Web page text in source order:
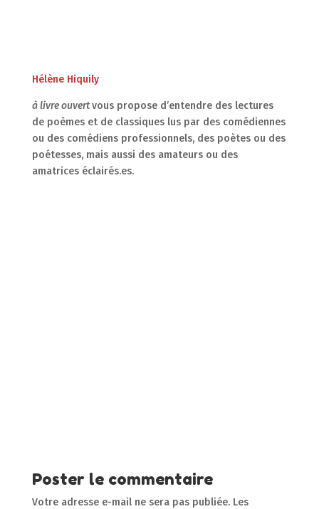
Hélène Hiquily
à livre ouvertvous propose d’entendre des lectures
de poèmes et de classiques lus par des comédiennes
ou des comédiens professionnels, des poètes ou des
poétesses, mais aussi des amateurs ou des
amatrices éclairés.es.
Poster le commentaire
Votre adresse e-mail ne sera pas publiée. Les